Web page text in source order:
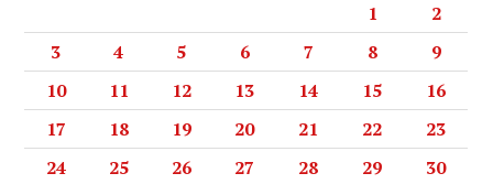
1
2
3
4 5 6 7 8
9
10
11 12 13 14 15
16
17
18 19 20 21 22
23
24
25 26 27 28 29 30